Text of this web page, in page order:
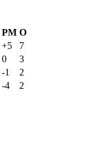
РМ О
+5
7
0
3
-1
2
-4
2